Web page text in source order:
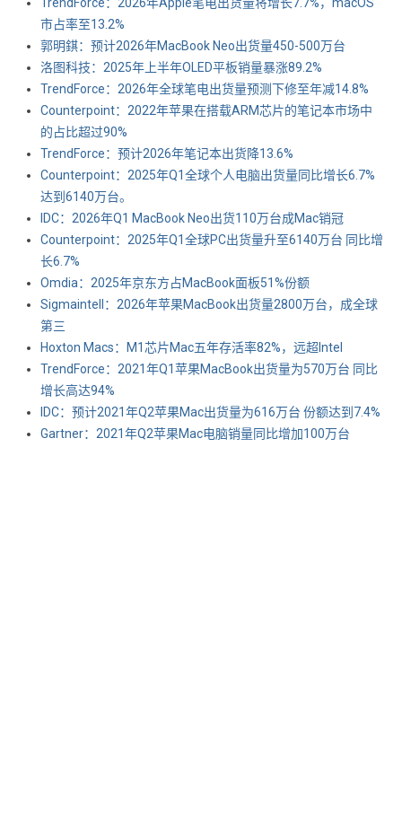
市占率至13.2%
郭明錤：预计2026年MacBook Neo出货量450-500万台
洛图科技：2025年上半年OLED平板销量暴涨89.2%
TrendForce：2026年全球笔电出货量预测下修至年减14.8%
Counterpoint：2022年苹果在搭载ARM芯片的笔记本市场中
的占比超过90%
TrendForce：预计2026年笔记本出货降13.6%
Counterpoint：2025年Q1全球个人电脑出货量同比增长6.7%
达到6140万台。
IDC：2026年Q1 MacBook Neo出货110万台成Mac销冠
Counterpoint：2025年Q1全球PC出货量升至6140万台 同比增
长6.7%
Omdia：2025年京东方占MacBook面板51%份额
Sigmaintell：2026年苹果MacBook出货量2800万台，成全球
第三
Hoxton Macs：M1芯片Mac五年存活率82%，远超Intel
TrendForce：2021年Q1苹果MacBook出货量为570万台 同比
增长高达94%
IDC：预计2021年Q2苹果Mac出货量为616万台 份额达到7.4%
Gartner：2021年Q2苹果Mac电脑销量同比增加100万台